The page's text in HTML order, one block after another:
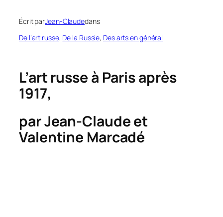
Écrit parJean-Claudedans
De l’art russe, De la Russie, Des arts en général
L’art russe à Paris après
1917,
par Jean-Claude et
Valentine Marcadé